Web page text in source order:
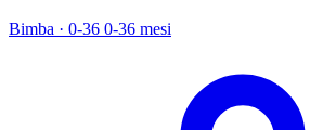
Bimba · 0-36 0-36 mesi